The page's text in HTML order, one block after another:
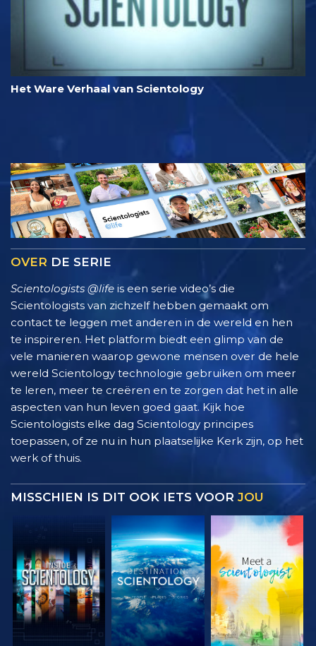
Het Ware Verhaal van Scientology
OVER DE SERIE
Scientologists @life is een serie video’s die
Scientologists van zichzelf hebben gemaakt om
contact te leggen met anderen in de wereld en hen
te inspireren. Het platform biedt een glimp van de
vele manieren waarop gewone mensen over de hele
wereld Scientology technologie gebruiken om meer
te leren, meer te creëren en te zorgen dat het in alle
aspecten van hun leven goed gaat. Kijk hoe
Scientologists elke dag Scientology principes
toepassen, of ze nu in hun plaatselijke Kerk zijn, op het
werk of thuis.
MISSCHIEN IS DIT OOK IETS VOOR JOU